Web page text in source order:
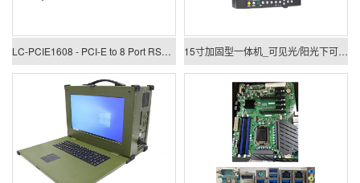
LC-PCIE1608 - PCI-E to 8 Port RS422/485 Low Profile Card 15寸加固型一体机_可见光/阳光下可视一体机